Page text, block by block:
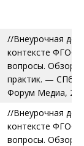
//Внеурочная
контексте ФГОС.
вопросы. Обзор
практик. — СПб.:
Форум Медиа,
//Внеурочная
контексте ФГОС.
вопросы. Обзор